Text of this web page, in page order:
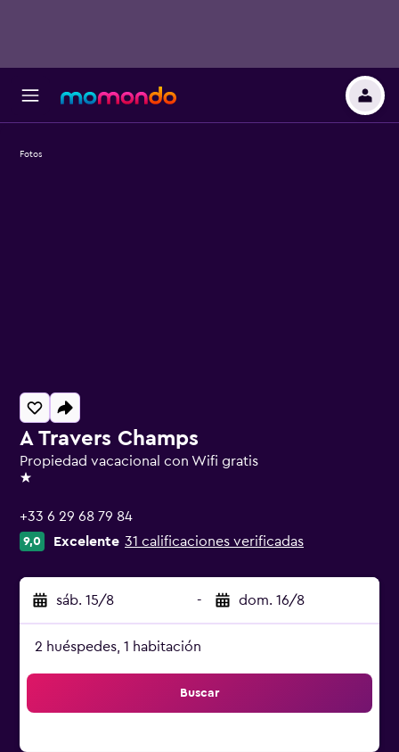
A Travers Champs
Propiedad vacacional con Wifi gratis
1 estrella
+33 6 29 68 79 84
9,0 Excelente 31 calificaciones verificadas
sáb. 15/8 - dom. 16/8
2 huéspedes, 1 habitación
Buscar
Fotos